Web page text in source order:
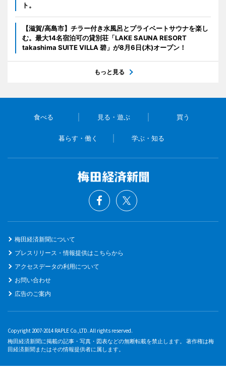
ト。
【滋賀/高島市】チラー付き水風呂とプライベートサウナを楽し
む。最大14名宿泊可の貸別荘「LAKE SAUNA RESORT
takashima SUITE VILLA 碧」が8月6日(木)オープン！
もっと見る
食べる 見る・遊ぶ 買う
暮らす・働く 学ぶ・知る
梅田経済新聞について
プレスリリース・情報提供はこちらから
アクセスデータの利用について
お問い合わせ
広告のご案内
Copyright 2007-2014 RAPLE Co.,LTD. All rights reserved.
梅田経済新聞に掲載の記事・写真・図表などの無断転載を禁止します。 著作権は梅
田経済新聞またはその情報提供者に属します。